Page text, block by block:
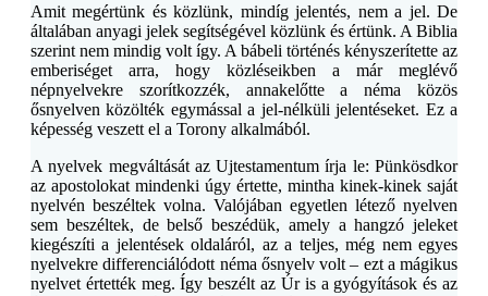
Amit megértünk és közlünk, mindíg jelentés, nem a jel. De
általában anyagi jelek segítségével közlünk és értünk. A Biblia
szerint nem mindig volt így. A bábeli történés kényszerítette az
emberiséget arra, hogy közléseikben a már meglévő
népnyelvekre szorítkozzék, annakelőtte a néma közös
ősnyelven közölték egymással a jel-nélküli jelentéseket. Ez a
képesség veszett el a Torony alkalmából.
A nyelvek megváltását az Ujtestamentum írja le: Pünkösdkor
az apostolokat mindenki úgy értette, mintha kinek-kinek saját
nyelvén beszéltek volna. Valójában egyetlen létező nyelven
sem beszéltek, de belső beszédük, amely a hangzó jeleket
kiegészíti a jelentések oldaláról, az a teljes, még nem egyes
nyelvekre differenciálódott néma ősnyelv volt – ezt a mágikus
nyelvet értették meg. Így beszélt az Úr is a gyógyítások és az